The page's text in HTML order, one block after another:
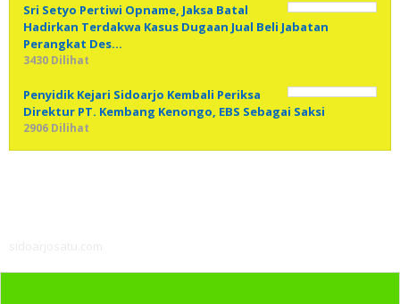
Sri Setyo Pertiwi Opname, Jaksa Batal
Hadirkan Terdakwa Kasus Dugaan Jual Beli Jabatan
Perangkat Des…
3430 Dilihat
Penyidik Kejari Sidoarjo Kembali Periksa
Direktur PT. Kembang Kenongo, EBS Sebagai Saksi
2906 Dilihat